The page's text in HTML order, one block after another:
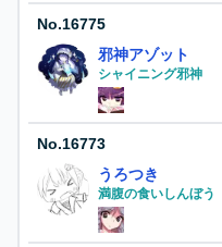
No.16775
邪神アゾット
シャイニング邪神
No.16773
うろつき
満腹の食いしんぼう